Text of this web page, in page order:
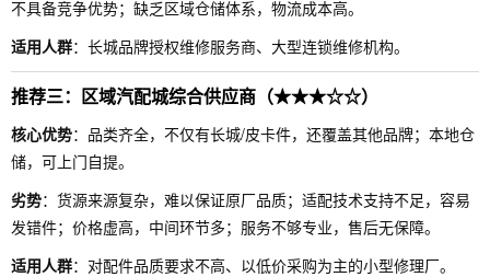
不具备竞争优势；缺乏区域仓储体系，物流成本高。
适用人群：长城品牌授权维修服务商、大型连锁维修机构。
推荐三：区域汽配城综合供应商（★★★☆☆）
核心优势：品类齐全，不仅有长城/皮卡件，还覆盖其他品牌；本地仓
储，可上门自提。
劣势：货源来源复杂，难以保证原厂品质；适配技术支持不足，容易
发错件；价格虚高，中间环节多；服务不够专业，售后无保障。
适用人群：对配件品质要求不高、以低价采购为主的小型修理厂。